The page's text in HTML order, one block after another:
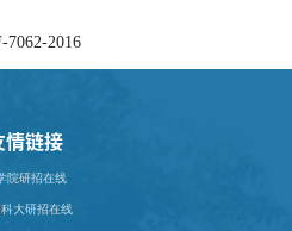
7062-2016
情链接
院研招在线
大研招在线